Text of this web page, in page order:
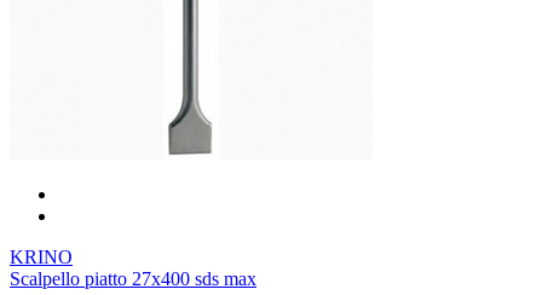
KRINO
Scalpello piatto 27x400 sds max